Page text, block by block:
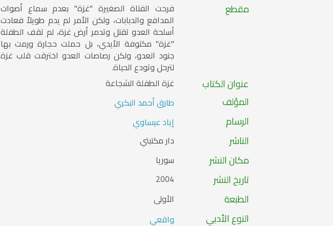
مقطع فرحت الفتاة الصغيرة "غزة" بعدم سماع أصوات
المدافع والدبابات، ولكن الأمر لم يدم طويلاً فعادت
أسلحة العدو تقتل وتدمر أرض غزة، لم تقف الطفلة
"غزة" مكتوفة الأيدي، بل حملت حجارة ورمت بها
جنود العدو، ولكن رصاصات العدو اخترقت قلب غزة
لترحل وتودع الحياة.
عنوان الكتاب غزة الطفلة الشجاعة
المؤلف طارق أحمد البكري
الرسام إياد عيساوي
الناشر دار مكتبتي
مكان النشر سوريا
تاريخ النشر 2004
الطبعة الأولى
النوع الأدبي واقعي